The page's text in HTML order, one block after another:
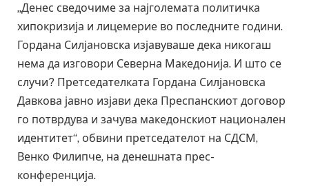
„Денес сведочиме за најголемата политичка
хипокризија и лицемерие во последните години.
Гордана Силјановска изјавуваше дека никогаш
нема да изговори Северна Македонија. И што се
случи? Претседателката Гордана Силјановска
Давкова јавно изјави дека Преспанскиот договор
го потврдува и зачува македонскиот национален
идентитет“, обвини претседателот на СДСМ,
Венко Филипче, на денешната прес-
конференција.